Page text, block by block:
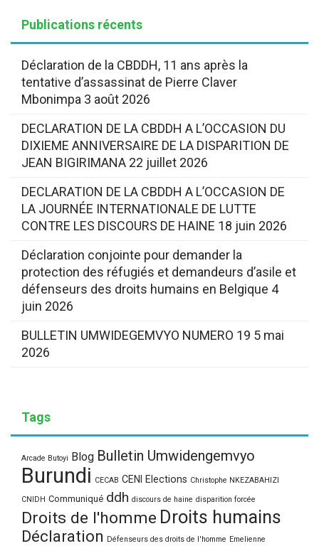
Publications récents
Déclaration de la CBDDH, 11 ans après la
tentative d’assassinat de Pierre Claver
Mbonimpa 3 août 2026
DECLARATION DE LA CBDDH A L’OCCASION DU
DIXIEME ANNIVERSAIRE DE LA DISPARITION DE
JEAN BIGIRIMANA 22 juillet 2026
DECLARATION DE LA CBDDH A L’OCCASION DE
LA JOURNÉE INTERNATIONALE DE LUTTE
CONTRE LES DISCOURS DE HAINE 18 juin 2026
Déclaration conjointe pour demander la
protection des réfugiés et demandeurs d’asile et
défenseurs des droits humains en Belgique 4
juin 2026
BULLETIN UMWIDEGEMVYO NUMERO 19 5 mai
2026
Tags
Arcade Butoyi Blog Bulletin Umwidengemvyo
Burundi CECAB CENI Elections Christophe NKEZABAHIZI
CNIDH Communiqué ddh discours de haine disparition forcée
Droits de l'homme Droits humains
Déclaration Défenseurs des droits de l'homme Emelienne